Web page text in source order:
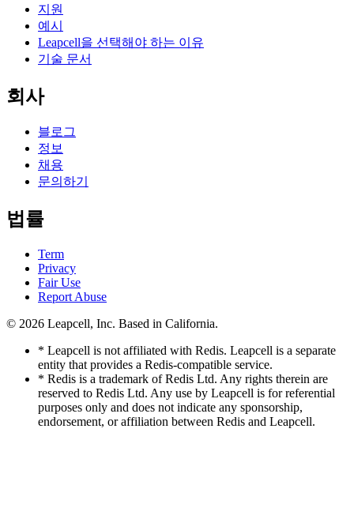
지원
예시
Leapcell을 선택해야 하는 이유
기술 문서
회사
블로그
정보
채용
문의하기
법률
Term
Privacy
Fair Use
Report Abuse
© 2026 Leapcell, Inc. Based in California.
* Leapcell is not affiliated with Redis. Leapcell is a separate
entity that provides a Redis-compatible service.
* Redis is a trademark of Redis Ltd. Any rights therein are
reserved to Redis Ltd. Any use by Leapcell is for referential
purposes only and does not indicate any sponsorship,
endorsement, or affiliation between Redis and Leapcell.